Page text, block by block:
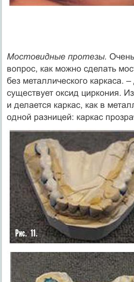
Мостовидные протезы.
вопрос, как можно сделать
без металлического каркаса. –
существует оксид циркония.
и делается каркас, как в
одной разницей: каркас